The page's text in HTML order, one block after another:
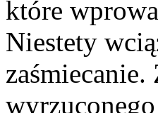
które
Niestety
zaśmiecanie.